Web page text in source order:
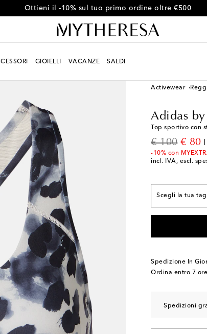
Ottieni il -10% sul tuo primo ordine oltre €500
GIOIELLI VACANZE SALDI
Activewear
Adidas
Top sportivo con
€ 100
original€ 80
-10% con
incl. IVA, escl.
Scegli la tua
XXS / IT 38
S / IT 42
M / IT 44
XL / IT 48
Spedizione In
Ordina entro 7
Spedizioni